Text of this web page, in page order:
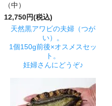
（中）
12,750円(税込)
天然黒アワビの夫婦（つが
い）。
1個150g前後×オスメスセッ
ト。
妊婦さんにどうぞ♪